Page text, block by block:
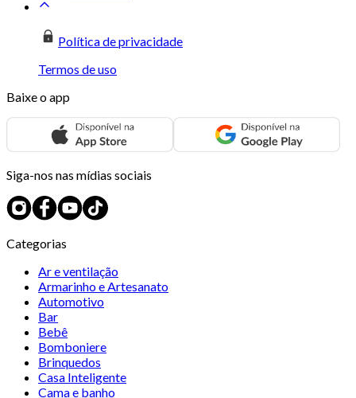
Política de privacidade
Termos de uso
Baixe o app
Siga-nos nas mídias sociais
Categorias
Ar e ventilação
Armarinho e Artesanato
Automotivo
Bar
Bebê
Bomboniere
Brinquedos
Casa Inteligente
Cama e banho